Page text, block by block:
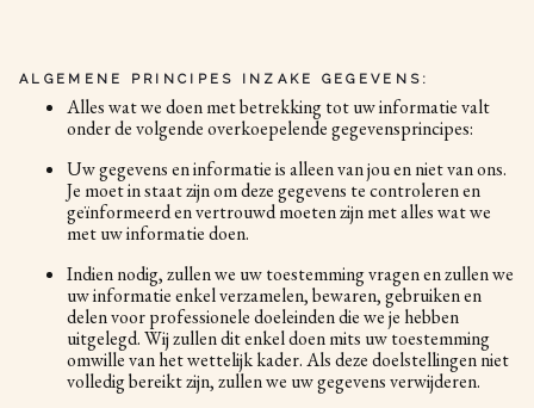
ALGEMENE PRINCIPES INZAKE GEGEVENS:
Alles wat we doen met betrekking tot uw informatie valt
onder de volgende overkoepelende gegevensprincipes:
Uw gegevens en informatie is alleen van jou en niet van ons.
Je moet in staat zijn om deze gegevens te controleren en
geïnformeerd en vertrouwd moeten zijn met alles wat we
met uw informatie doen.
Indien nodig, zullen we uw toestemming vragen en zullen we
uw informatie enkel verzamelen, bewaren, gebruiken en
delen voor professionele doeleinden die we je hebben
uitgelegd. Wij zullen dit enkel doen mits uw toestemming
omwille van het wettelijk kader. Als deze doelstellingen niet
volledig bereikt zijn, zullen we uw gegevens verwijderen.